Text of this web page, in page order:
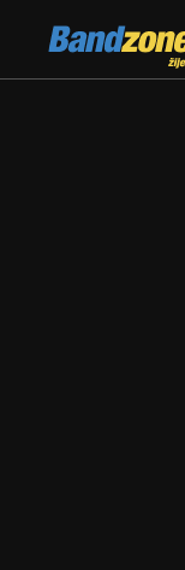
Bandzone.cz
žijeme hudbou